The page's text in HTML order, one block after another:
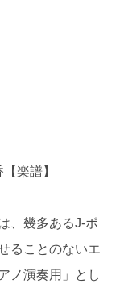
楽譜】
、幾多あるJ-ポ
ることのないエ
ノ演奏用」とし